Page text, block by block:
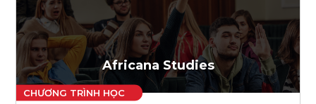
Ghi danh
Tham vấn Interlink
Africana Studies